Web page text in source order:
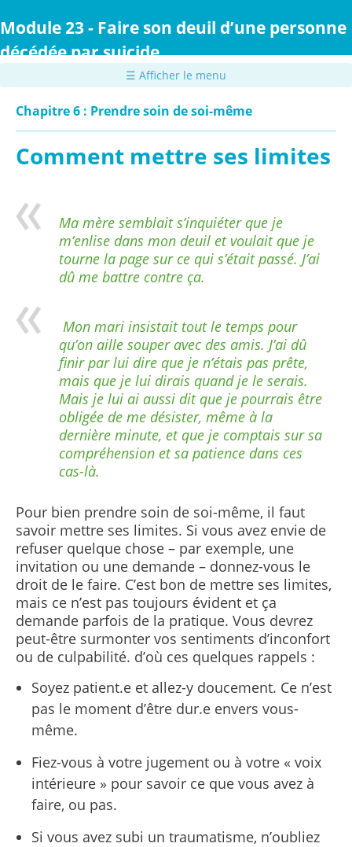
au
principal
Module 23 - Faire son deuil d’une personne
décédée par suicide
☰ Afficher le menu
Chapitre 6 : Prendre soin de soi-même
Comment mettre ses limites
Ma mère semblait s’inquiéter que je
m’enlise dans mon deuil et voulait que je
tourne la page sur ce qui s’était passé. J’ai
dû me battre contre ça.
Mon mari insistait tout le temps pour
qu’on aille souper avec des amis. J’ai dû
finir par lui dire que je n’étais pas prête,
mais que je lui dirais quand je le serais.
Mais je lui ai aussi dit que je pourrais être
obligée de me désister, même à la
dernière minute, et que je comptais sur sa
compréhension et sa patience dans ces
cas-là.
Pour bien prendre soin de soi-même, il faut
savoir mettre ses limites. Si vous avez envie de
refuser quelque chose – par exemple, une
invitation ou une demande – donnez-vous le
droit de le faire. C’est bon de mettre ses limites,
mais ce n’est pas toujours évident et ça
demande parfois de la pratique. Vous devrez
peut-être surmonter vos sentiments d’inconfort
ou de culpabilité. d’où ces quelques rappels :
Soyez patient.e et allez-y doucement. Ce n’est
pas le moment d’être dur.e envers vous-
même.
Fiez-vous à votre jugement ou à votre « voix
intérieure » pour savoir ce que vous avez à
faire, ou pas.
Si vous avez subi un traumatisme, n’oubliez